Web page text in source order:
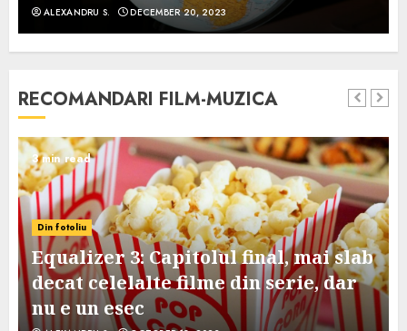
ALEXANDRU S. DECEMBER 20, 2023
RECOMANDARI FILM-MUZICA
3 min read
Din fotoliu
Equalizer 3: Capitolul final, mai slab
decat celelalte filme din serie, dar
nu e un esec